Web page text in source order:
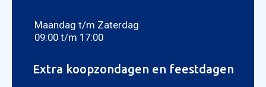
Maandag t/m Zaterdag
09:00 t/m 17:00
Extra koopzondagen en feestdagen